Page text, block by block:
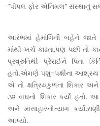
“પીપલ ફોર એનિમલ” સંસ્થાનું
આરંભમાં હેમાંગિની બહેને
માંથી ખર્ચ કાઢતા,પણ પછી તો
પ્રવ્રુતિથી પ્રેરાઈને પિતા
હતો.એમણે પશુ-પક્ષીના આશ્રય
એ તો ક્ષત્રિયકુળના શિકાર
૩૨ વાઘનો શિકાર કર્યો હતો.
અને માંસાહારનોત્યાગ
આપ્યો.